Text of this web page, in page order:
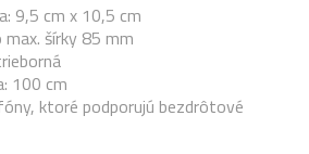
9,5 cm x 10,5 cm
šírky 85 mm
100 cm
ktoré podporujú bezdrôtové